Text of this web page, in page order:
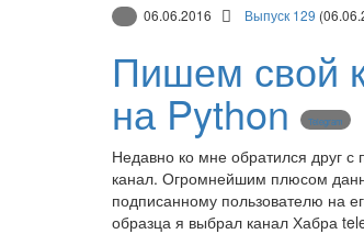
06.06.2016 Выпуск 129
Пишем свой
на Python Telegram
Недавно ко мне обратился друг с
канал. Огромнейшим плюсом
подписанному пользователю на
образца я выбрал канал Хабра